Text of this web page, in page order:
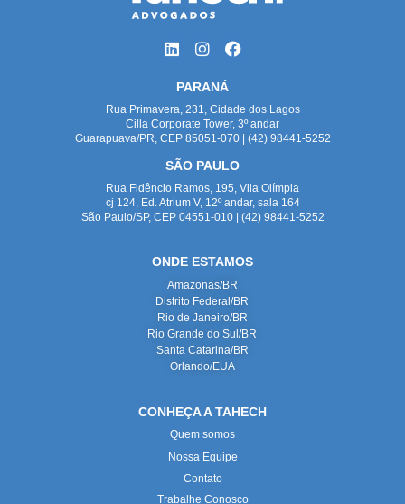
PARANÁ
Rua Primavera, 231, Cidade dos Lagos
Cilla Corporate Tower, 3º andar
Guarapuava/PR, CEP 85051-070 | (42) 98441-5252
SÃO PAULO
Rua Fidêncio Ramos, 195, Vila Olímpia
cj 124, Ed. Atrium V, 12º andar, sala 164
São Paulo/SP, CEP 04551-010 | (42) 98441-5252
ONDE ESTAMOS
Amazonas/BR
Distrito Federal/BR
Rio de Janeiro/BR
Rio Grande do Sul/BR
Santa Catarina/BR
Orlando/EUA
CONHEÇA A TAHECH
Quem somos
Nossa Equipe
Contato
Trabalhe Conosco